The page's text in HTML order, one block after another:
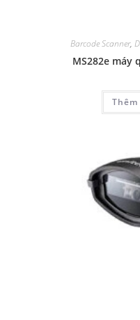
Barcode Scanner,
MS282e máy